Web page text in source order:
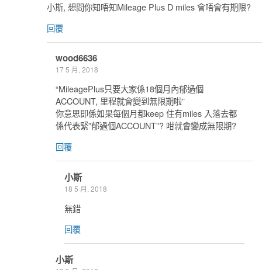
小斯, 想問你知唔知Mileage Plus D miles 會唔會有期限?
回覆
wood6636
17 5 月, 2018
“MileagePlus只要大家係18個月內郁過個
ACCOUNT, 里程就會變到無限期啦”
你意思即係如果每個月都keep 住有miles 入落去都
係代表緊”郁過個ACCOUNT”? 咁就會變成無限期?
回覆
小斯
18 5 月, 2018
無錯
回覆
小斯